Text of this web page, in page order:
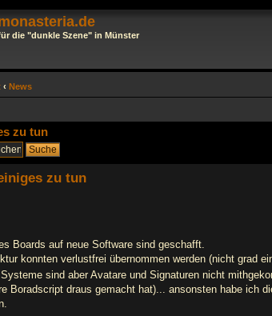
die "dunkle Szene" in Münster
‹ News
zu tun
zu tun
Boards auf neue Software sind geschafft.
konnten verlustfrei übernommen werden (nicht grad
sind aber Avatare und Signaturen nicht
Boradscript draus gemacht hat)... ansonsten habe ich